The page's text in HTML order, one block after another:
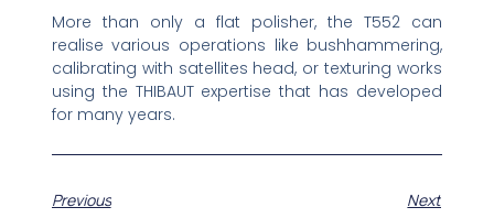
More than only a flat polisher, the T552 can
realise various operations like bushhammering,
calibrating with satellites head, or texturing works
using the THIBAUT expertise that has developed
for many years.
Previous Next